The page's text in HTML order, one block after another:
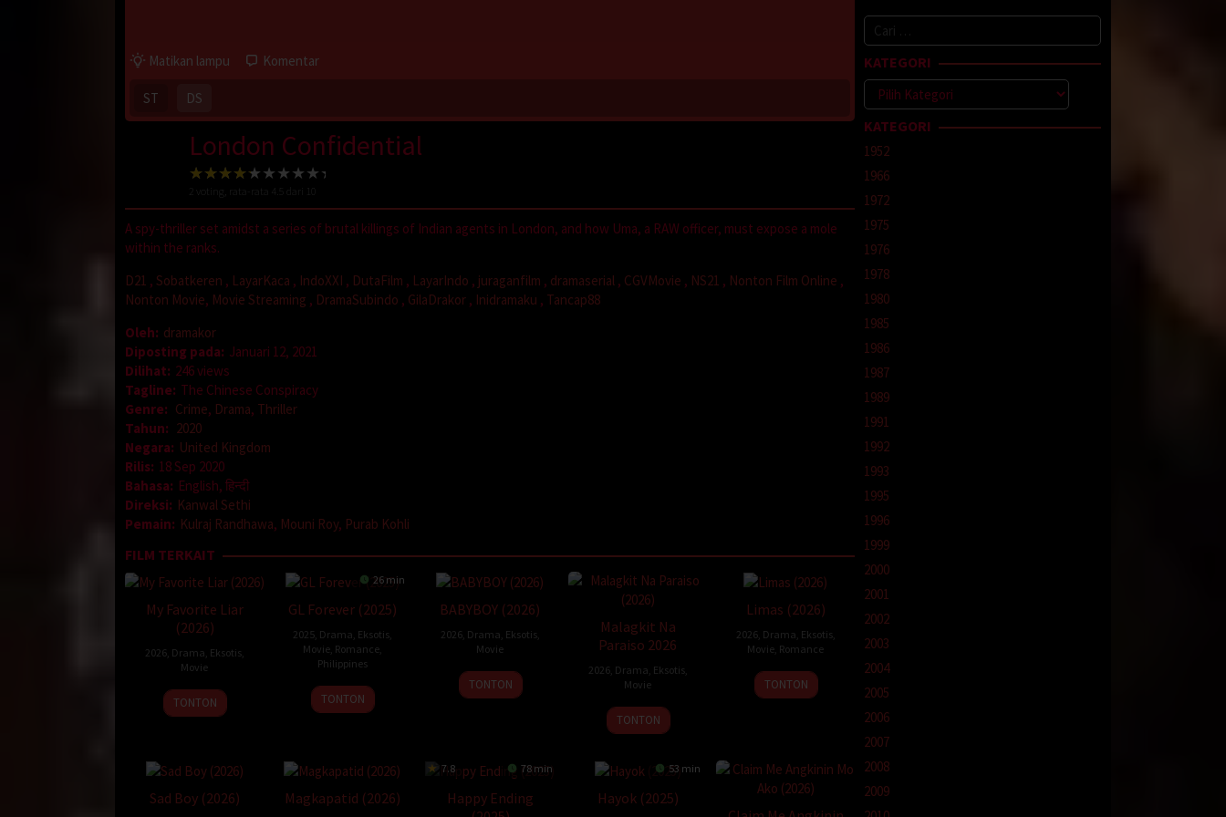
Matikan lampu Komentar
ST DS
London Confidential
voting, rata-rata
A spy-thriller set amidst a series of brutal killings of Indian agents in London, and how Uma, a RAW officer, must expose a mole
within the ranks.
D21 , Sobatkeren , LayarKaca , IndoXXI , DutaFilm , LayarIndo , juraganfilm , dramaserial , CGVMovie , NS21 , Nonton Film Online ,
Nonton Movie, Movie Streaming , DramaSubindo , GilaDrakor , Inidramaku , Tancap88
Oleh: dramakor
Diposting pada: Januari 12, 2021
Dilihat: 246 views
Tagline: The Chinese Conspiracy
Genre: Crime, Drama, Thriller
Tahun: 2020
Negara: United Kingdom
Rilis: 18 Sep 2020
Bahasa: English, हिन्दी
Direksi: Kanwal Sethi
Pemain: Kulraj Randhawa, Mouni Roy, Purab Kohli
FILM TERKAIT
My Favorite Liar
(2026)
2026, Drama Eksotis,
Movie
TONTON
26 min
GL Forever (2025)
2025, Drama Eksotis,
Movie, Romance,
Philippines
21
Nov
Mike
Nerpiol
TONTON
BABYBOY (2026)
2026, Drama Eksotis,
Movie
TONTON
Malagkit Na
Paraiso 2026
2026, Drama Eksotis,
Movie
TONTON
Limas (2026)
2026, Drama Eksotis,
Movie Romance
TONTON
Sad Boy (2026) Magkapatid (2026)
7.8 78 min
Happy Ending
53 min
Hayok (2025)
Cari
untuk:
KATEGORI
Kategori
KATEGORI
1952
1966
1972
1975
1976
1978
1980
1985
1986
1987
1989
1991
1992
1993
1995
1996
1999
2000
2001
2002
2003
2004
2005
2006
2007
2008
2009